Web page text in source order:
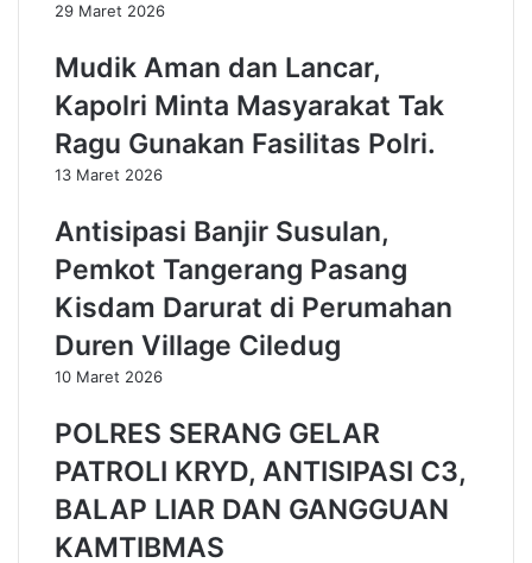
i
g
a
y
k
a
d
G
u
b
e
n
u
r
B
a
l
i
a
d
P
n
g
a
k
E
29 Maret 2026
Mudik Aman dan Lancar,
Kapolri Minta Masyarakat Tak
Ragu Gunakan Fasilitas Polri.
13 Maret 2026
Antisipasi Banjir Susulan,
Pemkot Tangerang Pasang
Kisdam Darurat di Perumahan
Duren Village Ciledug
10 Maret 2026
POLRES SERANG GELAR
PATROLI KRYD, ANTISIPASI C3,
BALAP LIAR DAN GANGGUAN
KAMTIBMAS